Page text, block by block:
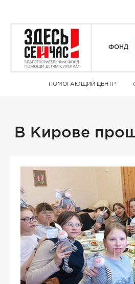
ФОНД
ПОМОГАЮЩИЙ ЦЕНТР
В Кирове